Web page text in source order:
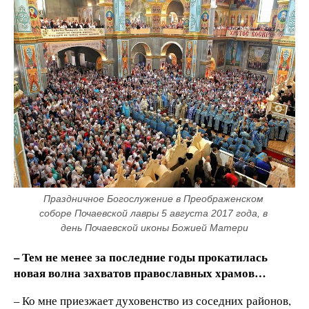
Праздничное Богослужение в Преображенском
соборе Почаевской лавры 5 августа 2017 года, в
день Почаевской иконы Божией Матери
– Тем не менее за последние годы прокатилась
новая волна захватов православных храмов…
– Ко мне приезжает духовенство из соседних районов,